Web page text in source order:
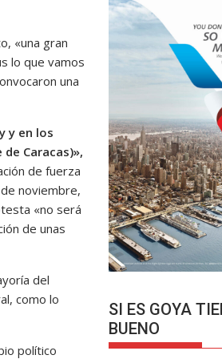
«una gran
lo que vamos
una
y en los
Caracas)»,
de fuerza
noviembre,
«no será
de unas
del
como lo
político
SI ES GOYA
BUENO